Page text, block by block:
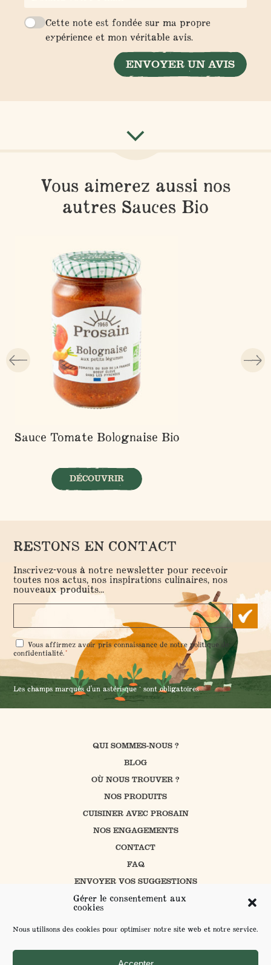
Gérer le consentement aux
cookies
Nous utilisons des cookies pour optimiser notre site web et notre service.
Cette note est fondée sur ma propre
expérience et mon véritable avis.
ENVOYER UN AVIS
Vous aimerez aussi nos
autres Sauces Bio
Sauce Tomate Bolognaise Bio
DÉCOUVRIR
RESTONS EN CONTACT
Inscrivez-vous à notre newsletter pour recevoir
toutes nos actus, nos inspirations culinaires, nos
nouveaux produits...
RGPD
*
Vous affirmez avoir pris connaissance de notrepolitique de
confidentialité.*
Les champs marqués d'un astérisque * sont obligatoires
QUI SOMMES-NOUS ?
BLOG
OÙ NOUS TROUVER ?
NOS PRODUITS
CUISINER AVEC PROSAIN
NOS ENGAGEMENTS
CONTACT
FAQ
ENVOYER VOS SUGGESTIONS
MENTIONS LÉGALES ET POLITIQUE DE CONFIDENTIALITÉ